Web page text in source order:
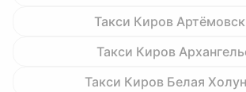
Такси Киров
Такси Киров
Такси Киров Белая